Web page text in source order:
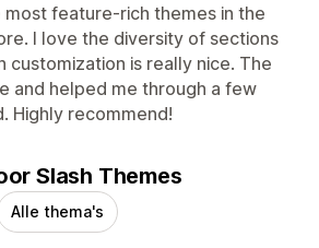
most feature-rich themes in the
I love the diversity of sections
customization is really nice. The
and helped me through a few
Highly recommend!
Slash Themes
Alle thema's